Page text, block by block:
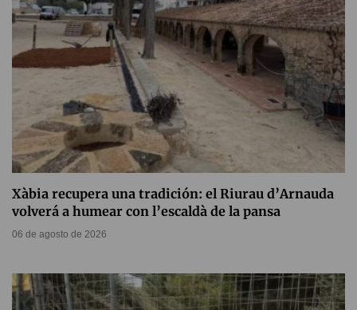
Xàbia recupera una tradición: el Riurau d’Arnauda
volverá a humear con l’escaldà de la pansa
06 de agosto de 2026